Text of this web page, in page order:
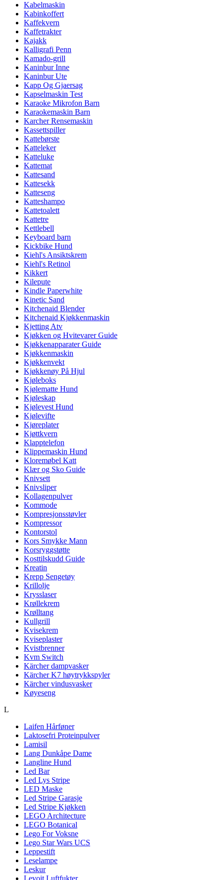
Kabelmaskin
Kabinkoffert
Kaffekvern
Kaffetrakter
Kajakk
Kalligrafi Penn
Kamado-grill
Kaninbur Inne
Kaninbur Ute
Kapp Og Gjaersag
Kapselmaskin Test
Karaoke Mikrofon Barn
Karaokemaskin Barn
Karcher Rensemaskin
Kassettspiller
Kattebørste
Katteleker
Katteluke
Kattemat
Kattesand
Kattesekk
Katteseng
Katteshampo
Kattetoalett
Kattetre
Kettlebell
Keyboard barn
Kickbike Hund
Kiehl's Ansiktskrem
Kiehl's Retinol
Kikkert
Kilepute
Kindle Paperwhite
Kinetic Sand
Kitchenaid Blender
Kitchenaid Kjøkkenmaskin
Kjetting Atv
Kjøkken og Hvitevarer Guide
Kjøkkenapparater Guide
Kjøkkenmaskin
Kjøkkenvekt
Kjøkkenøy På Hjul
Kjøleboks
Kjølematte Hund
Kjøleskap
Kjølevest Hund
Kjølevifte
Kjøreplater
Kjøttkvern
Klapptelefon
Klippemaskin Hund
Kloremøbel Katt
Klær og Sko Guide
Knivsett
Knivsliper
Kollagenpulver
Kommode
Kompresjonsstøvler
Kompressor
Kontorstol
Kors Smykke Mann
Korsryggstøtte
Kosttilskudd Guide
Kreatin
Krepp Sengetøy
Krillolje
Krysslaser
Krøllekrem
Krølltang
Kullgrill
Kvisekrem
Kviseplaster
Kvistbrenner
Kvm Switch
Kärcher dampvasker
Kärcher K7 høytrykkspyler
Kärcher vindusvasker
Køyeseng
L
Laifen Hårføner
Laktosefri Proteinpulver
Lamisil
Lang Dunkåpe Dame
Langline Hund
Led Bar
Led Lys Stripe
LED Maske
Led Stripe Garasje
Led Stripe Kjøkken
LEGO Architecture
LEGO Botanical
Lego For Voksne
Lego Star Wars UCS
Leppestift
Leselampe
Leskur
Levoit Luftfukter